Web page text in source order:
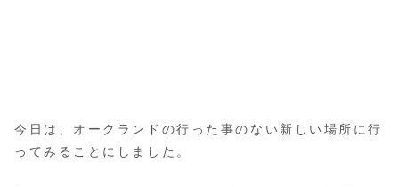
今日は、オークランドの行った事のない新しい場所に行
ってみることにしました。